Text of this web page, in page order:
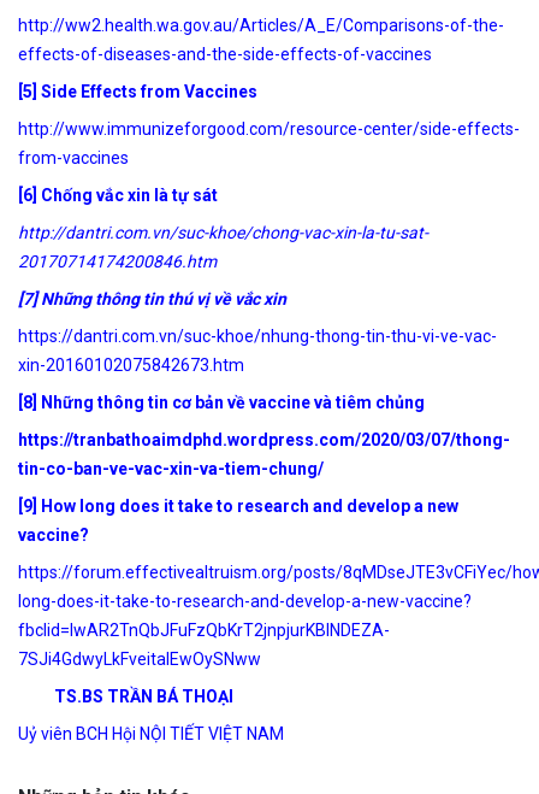
http://ww2.health.wa.gov.au/Articles/A_E/Comparisons-of-the-
effects-of-diseases-and-the-side-effects-of-vaccines
[5] Side Effects from Vaccines
http://www.immunizeforgood.com/resource-center/side-effects-
from-vaccines
[6] Chống vắc xin là tự sát
http://dantri.com.vn/suc-khoe/chong-vac-xin-la-tu-sat-
20170714174200846.htm
[7] Những thông tin thú vị về vắc xin
https://dantri.com.vn/suc-khoe/nhung-thong-tin-thu-vi-ve-vac-
xin-20160102075842673.htm
[8] Những thông tin cơ bản về vaccine và tiêm chủng
https://tranbathoaimdphd.wordpress.com/2020/03/07/thong-
tin-co-ban-ve-vac-xin-va-tiem-chung/
[9] How long does it take to research and develop a new
vaccine?
https://forum.effectivealtruism.org/posts/8qMDseJTE3vCFiYec/
long-does-it-take-to-research-and-develop-a-new-vaccine?
fbclid=IwAR2TnQbJFuFzQbKrT2jnpjurKBlNDEZA-
7SJi4GdwyLkFveitaIEwOySNww
TS.BS TRẦN BÁ THOẠI
Uỷ viên BCH Hội NỘI TIẾT VIỆT NAM